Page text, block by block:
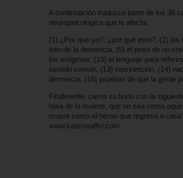
A continuación traduzco parte de los 38
neuropsicológica que le afecta:
(1) ¿Por qué yo?, ¿por qué esto?, (2)
tren de la demencia, (5) el peso de no
los estigmas, (10) el lenguaje para
sentido común, (13) intervención, (14)
demencia, (16) pruebas de que la gente
Finalmente, cierra su texto con la
hora de la muerte, que no sea como
muere como el héroe que regresa a
www.kateswaffer.com